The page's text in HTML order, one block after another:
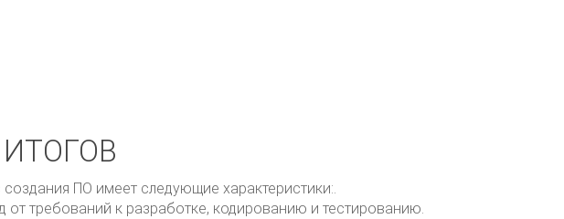
ПО имеет следующие характеристики:.
от требований к разработке, кодированию и тестированию.